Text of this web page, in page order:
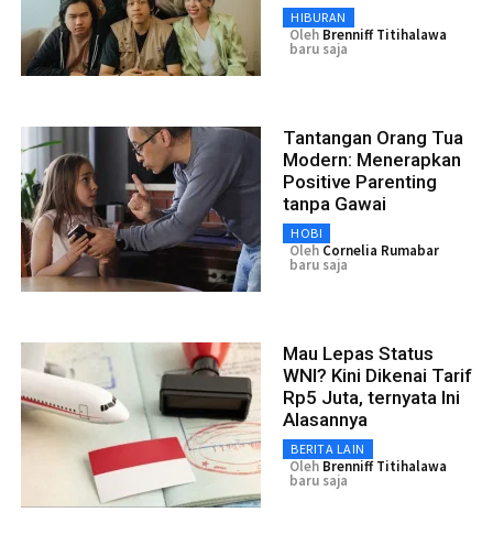
HIBURAN
Oleh Brenniff Titihalawa
baru saja
Tantangan Orang Tua
Modern: Menerapkan
Positive Parenting
tanpa Gawai
HOBI
Oleh Cornelia Rumabar
baru saja
Mau Lepas Status
WNI? Kini Dikenai Tarif
Rp5 Juta, ternyata Ini
Alasannya
BERITA LAIN
Oleh Brenniff Titihalawa
baru saja